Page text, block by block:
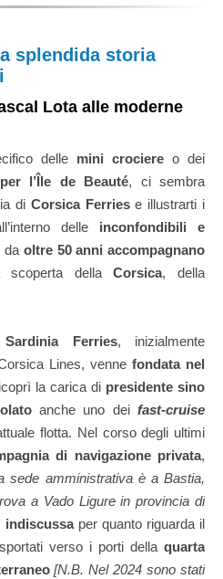
splendida storia
Lota alle moderne
delle mini crociere o dei
l’Île de Beauté, ci sembra
di Corsica Ferriese illustrarti i
delle inconfondibili e
oltre 50 anni accompagnano
scoperta dellaCorsica, della
Ferries, inizialmente
Lines, vennefondata nel
la carica di presidente sino
anche uno deifast-cruise
flotta. Nel corso degli ultimi
di navigazione privata,
sede amministrativa è a Bastia,
a Vado Ligure in provincia di
indiscussaper quanto riguarda il
verso i porti della quarta
[N.B. Nel 2024 sono stati